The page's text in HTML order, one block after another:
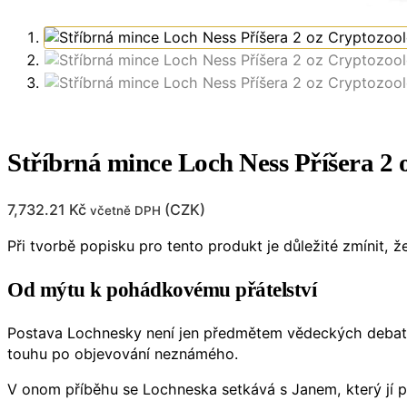
Stříbrná mince Loch Ness Příšera 2
7,732.21 Kč včetně DPH (CZK)
Při tvorbě popisku pro tento produkt je důležité zmínit,
Od mýtu k pohádkovému přátelství
Postava Lochnesky není jen předmětem vědeckých
touhu po objevování neznámého.
V onom příběhu se Lochneska setkává s Janem, který